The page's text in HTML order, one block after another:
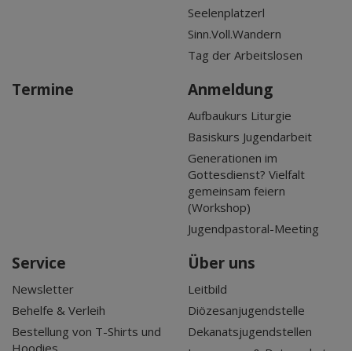
Seelenplatzerl
Sinn.Voll.Wandern
Tag der Arbeitslosen
Termine Anmeldung
Aufbaukurs Liturgie
Basiskurs Jugendarbeit
Generationen im
Gottesdienst? Vielfalt
gemeinsam feiern
(Workshop)
Jugendpastoral-Meeting
Service
Newsletter
Behelfe & Verleih
Bestellung von T-Shirts und
Hoodies
Über uns
Leitbild
Diözesanjugendstelle
Dekanatsjugendstellen